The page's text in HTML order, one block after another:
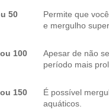
50
Permite que
e mergulho
100
Apesar de não
período mais
150
É possível
aquáticos.